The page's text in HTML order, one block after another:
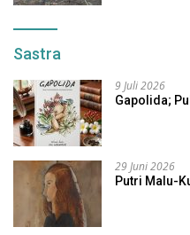
Sastra
9 Juli 2026
Gapolida;
29 Juni 2026
Putri Malu-